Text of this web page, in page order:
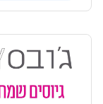
פיקוח על
בדוחות מס
על קבלת
תהליכי עבודה
חיצוניים, רו״ח,